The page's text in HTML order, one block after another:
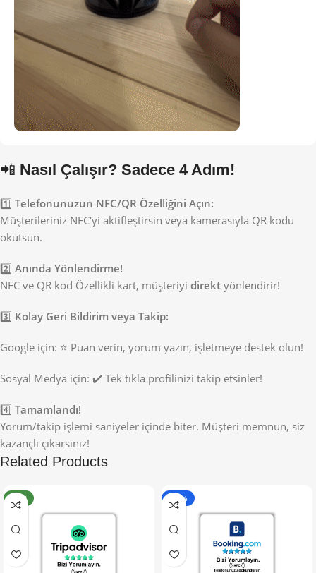
📲 Nasıl Çalışır? Sadece 4 Adım!
1️⃣ Telefonunuzun NFC/QR Özelliğini Açın:
Müşterileriniz NFC'yi aktifleştirsin veya kamerasıyla QR kodu
okutsun.
2️⃣ Anında Yönlendirme!
NFC ve QR kod Özellikli kart, müşteriyi direkt yönlendirir!
3️⃣ Kolay Geri Bildirim veya Takip:
Google için: ⭐ Puan verin, yorum yazın, işletmeye destek olun!
Sosyal Medya için: ✔️ Tek tıkla profilinizi takip etsinler!
4️⃣ Tamamlandı!
Yorum/takip işlemi saniyeler içinde biter. Müşteri memnun, siz
kazançlı çıkarsınız!
Related Products
YENI - 50%